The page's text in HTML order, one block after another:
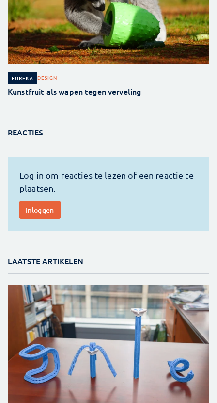
EUREKA DESIGN
Kunstfruit als wapen tegen verveling
REACTIES
LAATSTE ARTIKELEN